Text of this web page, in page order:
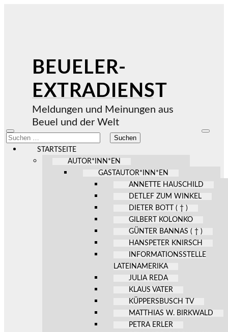
BEUELER-
EXTRADIENST
Meldungen und Meinungen aus
Beuel und der Welt
Mobile-
Menü
ein-/ausblenden
Suchen
nach:
STARTSEITE
AUTOR*INN*EN
GASTAUTOR*INN*EN
ANNETTE HAUSCHILD
DETLEF ZUM WINKEL
DIETER BOTT ( † )
GILBERT KOLONKO
GÜNTER BANNAS ( † )
HANSPETER KNIRSCH
INFORMATIONSSTELLE
LATEINAMERIKA
JULIA REDA
KLAUS VATER
KÜPPERSBUSCH TV
MATTHIAS W. BIRKWALD
PETRA ERLER